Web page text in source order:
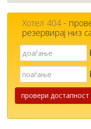
Хотел 404 -
резервирај низ
провери достапност